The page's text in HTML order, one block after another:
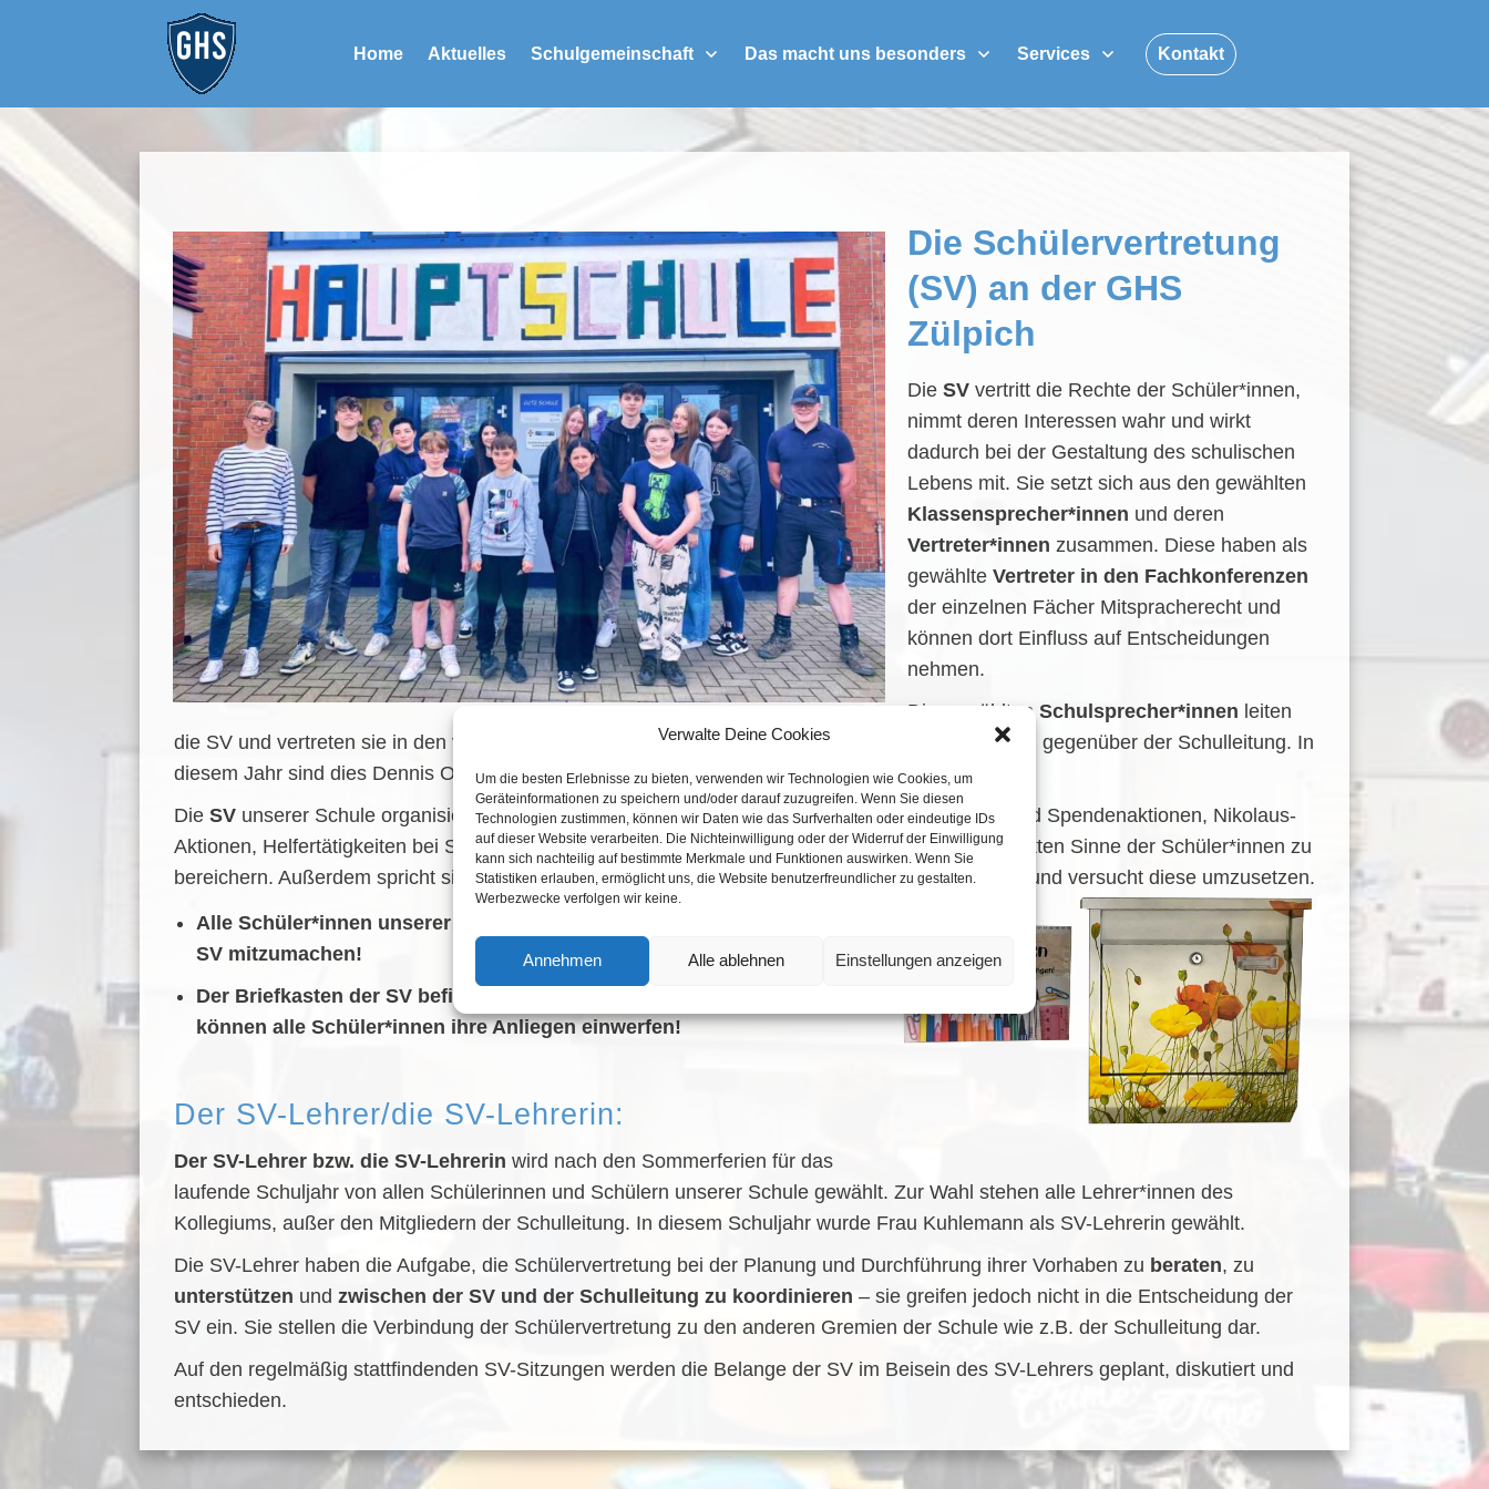
Verwalte Deine Cookies
Um die besten Erlebnisse zu bieten, verwenden wir Technologien wie Cookies, um
Geräteinformationen zu speichern und/oder darauf zuzugreifen. Wenn Sie diesen
Technologien zustimmen, können wir Daten wie das Surfverhalten oder eindeutige IDs
auf dieser Website verarbeiten. Die Nichteinwilligung oder der Widerruf der Einwilligung
kann sich nachteilig auf bestimmte Merkmale und Funktionen auswirken. Wenn Sie
Statistiken erlauben, ermöglicht uns, die Website benutzerfreundlicher zu gestalten.
Werbezwecke verfolgen wir keine.
Annehmen Alle ablehnen Einstellungen anzeigen
Home Aktuelles Schulgemeinschaft Das macht uns besonders Services Kontakt
Die Schülervertretung
(SV) an der GHS
Zülpich
Die SV vertritt die Rechte der Schüler*innen,
nimmt deren Interessen wahr und wirkt
dadurch bei der Gestaltung des schulischen
Lebens mit. Sie setzt sich aus den gewählten
Klassensprecher*innen und deren
Vertreter*innen zusammen. Diese haben als
gewählte Vertreter in den Fachkonferenzen
der einzelnen Fächer Mitspracherecht und
können dort Einfluss auf Entscheidungen
nehmen.
Die gewählten Schulsprecher*innen leiten
die SV und vertreten sie in den verschiedenen Gremien der Schule wie in der Schulkonferenz und gegenüber der Schulleitung. In
diesem Jahr sind dies Dennis Olschewski (Schulsprecher) und David Latz (Vertreter).
Die SV unserer Schule organisiert u.a. Valentinstagaktionen, Tischkicker-Turniere, Halloween- und Spendenaktionen, Nikolaus-
Aktionen, Helfertätigkeiten bei Schulveranstaltungen und vieles mehr, um das Schulleben im direkten Sinne der Schüler*innen zu
bereichern. Außerdem spricht sie in ihren Sitzungen Probleme und Verbesserungsvorschläge an und versucht diese umzusetzen.
Alle Schüler*innen unserer Schule sind gerne dazu eingeladen, in der
SV mitzumachen!
Der Briefkasten der SV befindet sich im 1. Gang, hinter der Mensa. Dort
können alle Schüler*innen ihre Anliegen einwerfen!
Der SV-Lehrer/die SV-Lehrerin:
Der SV-Lehrer bzw. die SV-Lehrerin wird nach den Sommerferien für das
laufende Schuljahr von allen Schülerinnen und Schülern unserer Schule gewählt. Zur Wahl stehen alle Lehrer*innen des
Kollegiums, außer den Mitgliedern der Schulleitung. In diesem Schuljahr wurde Frau Kuhlemann als SV-Lehrerin gewählt.
Die SV-Lehrer haben die Aufgabe, die Schülervertretung bei der Planung und Durchführung ihrer Vorhaben zu beraten, zu
unterstützen und zwischen der SV und der Schulleitung zu koordinieren – sie greifen jedoch nicht in die Entscheidung der
SV ein. Sie stellen die Verbindung der Schülervertretung zu den anderen Gremien der Schule wie z.B. der Schulleitung dar.
Auf den regelmäßig stattfindenden SV-Sitzungen werden die Belange der SV im Beisein des SV-Lehrers geplant, diskutiert und
entschieden.